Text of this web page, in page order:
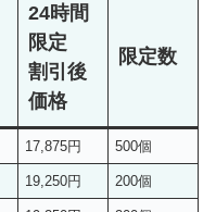
24時間
限定
割引後
価格
限定数
17,875円 500個
19,250円 200個